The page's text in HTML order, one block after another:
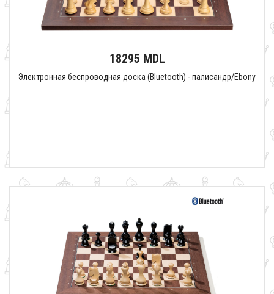
18295 MDL
Электронная беспроводная доска (Bluetooth) - палисандр/Ebony